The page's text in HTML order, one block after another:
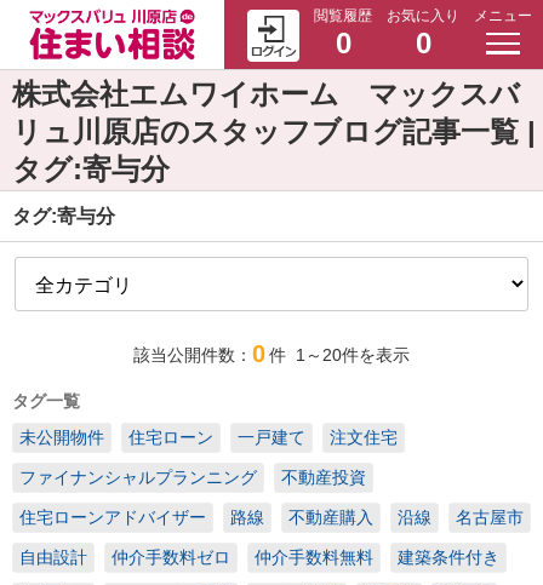
閲覧履歴
0
お気に入り
0
メニュー
株式会社エムワイホーム マックスバ
リュ川原店のスタッフブログ記事一覧 |
タグ:寄与分
タグ:寄与分
該当公開件数： 0件 1～20件を表示
タグ一覧
未公開物件
住宅ローン 一戸建て 注文住宅
ファイナンシャルプランニング 不動産投資
住宅ローンアドバイザー 路線 不動産購入 沿線 名古屋市
自由設計 仲介手数料ゼロ 仲介手数料無料 建築条件付き